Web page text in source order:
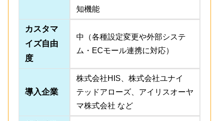
知機能
カスタマ
イズ自由
度
中（各種設定変更や外部システ
ム・ECモール連携に対応）
導入企業
株式会社HIS、株式会社ユナイ
テッドアローズ、アイリスオーヤ
マ株式会社 など